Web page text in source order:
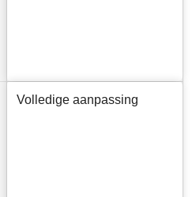
Volledige aanpassing